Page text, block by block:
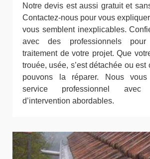
Notre devis est aussi gratuit et
Contactez-nous pour vous
vous semblent inexplicables.
avec des professionnels
traitement de votre projet. Que
trouée, usée, s’est détachée ou est
pouvons la réparer. Nous
service professionnel
d’intervention abordables.